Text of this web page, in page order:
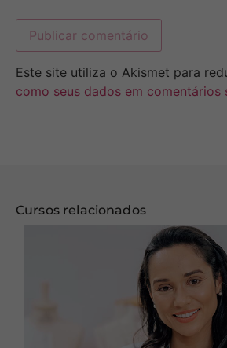
Este site utiliza o Akismet para
como seus dados em comentários
Cursos relacionados